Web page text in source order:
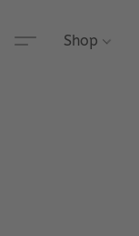
Shop